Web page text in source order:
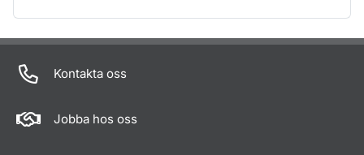
Om sidan
Kontakta oss
Jobba hos oss